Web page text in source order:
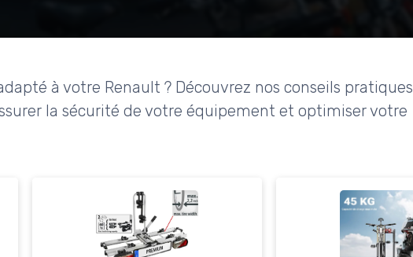
à votre Renault ? Découvrez nos conseils pratiques
la sécurité de votre équipement et optimiser votre